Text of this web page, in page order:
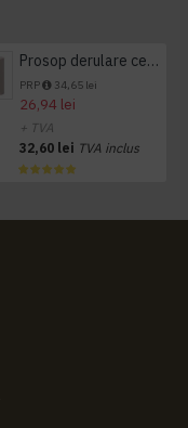
Prosop derulare centrala 1 pliu, 300 m Tork
PRP 34,65 lei
26,94 lei
+ TVA
32,60 lei TVA inclus